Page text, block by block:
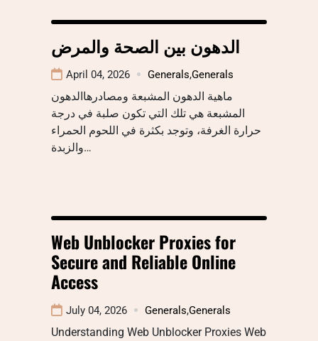
الدهون بين الصحة والمرض
April 04, 2026 Generals,Generals
ماهية الدهون المشبعة ومصادرهاالدهون
المشبعة هي تلك التي تكون صلبة في درجة
حرارة الغرفة، وتوجد بكثرة في اللحوم الحمراء
والزبدة…
Web Unblocker Proxies for
Secure and Reliable Online
Access
July 04, 2026 Generals,Generals
Understanding Web Unblocker Proxies Web